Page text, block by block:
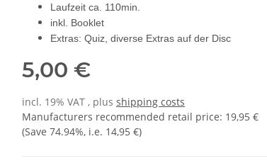
Laufzeit ca. 110min.
inkl. Booklet
Extras: Quiz, diverse Extras auf der Disc
5,00 €
incl. 19% VAT , plus shipping costs
Manufacturers recommended retail price: 19,95 €
(Save 74.94%, i.e. 14,95 €)